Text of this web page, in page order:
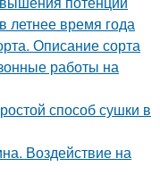
летнее время года
Описание сорта
работы на
способ сушки в
Воздействие на